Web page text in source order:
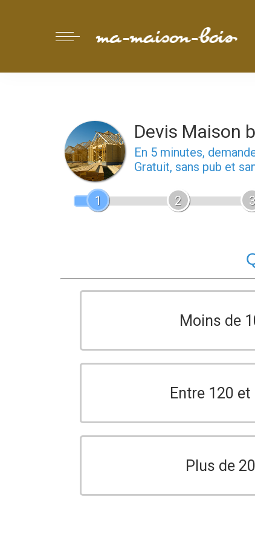
Devis Maison
En 5 minutes,
Gratuit, sans pub et
1 2 3
Moins de
Entre 120
Plus de